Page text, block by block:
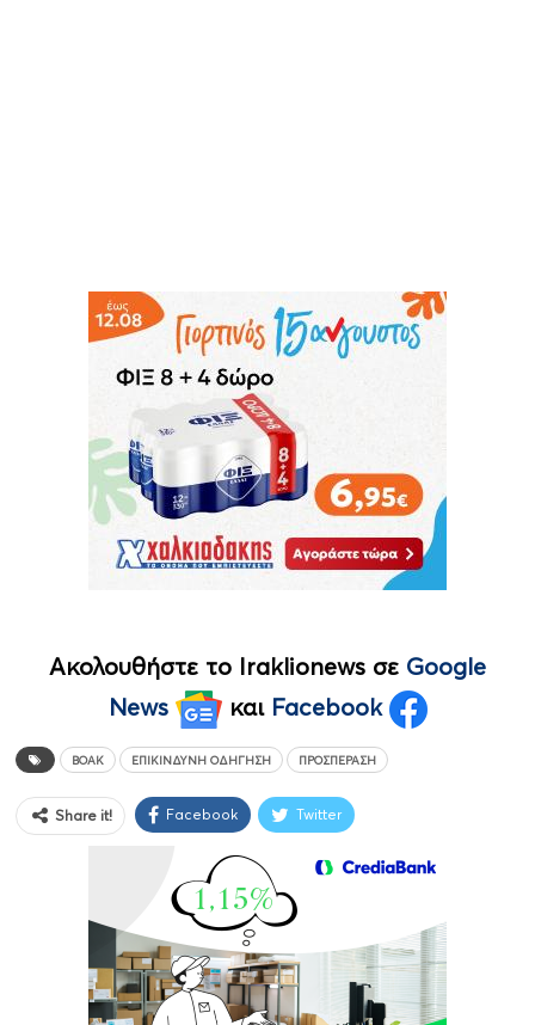
Ακολουθήστε το Iraklionews σε Google
News
και Facebook
ΒΟΑΚ ΕΠΙΚΊΝΔΥΝΗ ΟΔΉΓΗΣΗ ΠΡΟΣΠΈΡΑΣΗ
Share it! Facebook Twitter